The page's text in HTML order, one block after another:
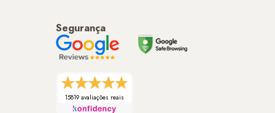
Segurança
15819 avaliações reais